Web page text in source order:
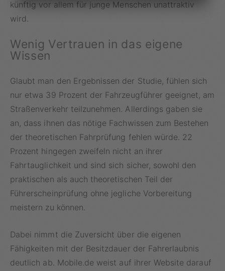
künftig vor allem für junge Menschen unattraktiv
wird.
Wenig Vertrauen in das eigene
Wissen
Glaubt man den Ergebnissen der Studie, fühlen sich
nur etwa 39 Prozent der Fahrzeugführer geeignet, am
Straßenverkehr teilzunehmen. Allerdings gaben sie
an, dass ihnen das nötige Fachwissen zum Bestehen
der theoretischen Fahrprüfung fehlen würde. 22
Prozent hingegen zweifeln nicht an ihrer
Fahrtauglichkeit und sind sich sicher, sowohl den
praktischen als auch theoretischen Teil der
Führerscheinprüfung ohne jegliche Vorbereitung
meistern zu können.
Dabei nimmt die Zuversicht über die eigenen
Fähigkeiten mit der Besitzdauer der Fahrerlaubnis
deutlich ab. Mobile.de weist auf ihrer Website darauf